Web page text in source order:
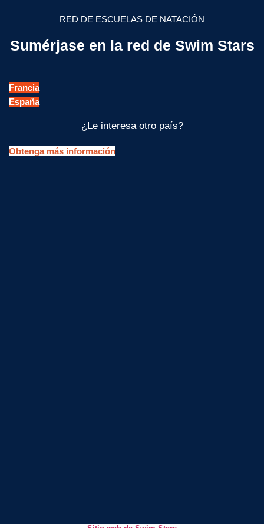
RED DE ESCUELAS DE NATACIÓN
Sumérjase en la red de Swim Stars
Francia
España
¿Le interesa otro país?
Obtenga más información